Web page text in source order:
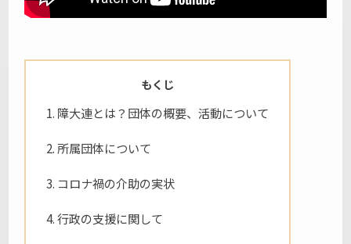
もくじ
障大連とは？団体の概要、活動について
所属団体について
コロナ禍の介助の実状
行政の支援に関して